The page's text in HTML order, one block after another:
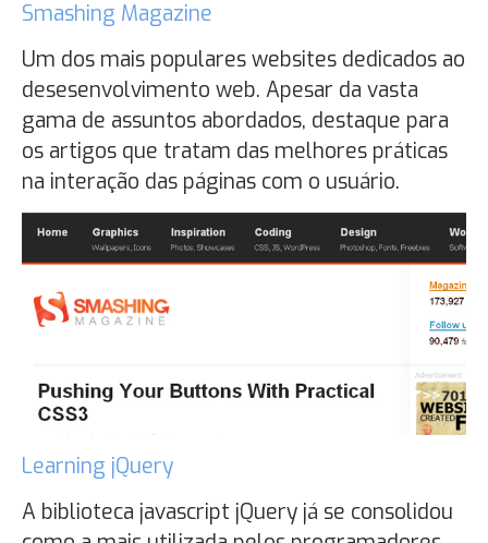
Smashing Magazine
Um dos mais populares websites dedicados ao
desesenvolvimento web. Apesar da vasta
gama de assuntos abordados, destaque para
os artigos que tratam das melhores práticas
na interação das páginas com o usuário.
Learning jQuery
A biblioteca javascript jQuery já se consolidou